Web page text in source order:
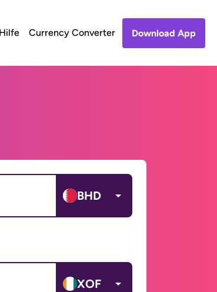
Hilfe Currency Converter Download App
BHD
XOF